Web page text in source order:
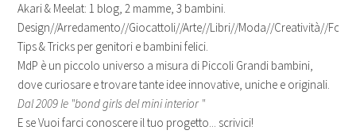
Akari & Meelat: 1 blog, 2 mamme, 3 bambini.
Design//Arredamento//Giocattoli//Arte//Libri//Moda//Creatività//
Tips & Tricks per genitori e bambini felici.
MdP è un piccolo universo a misura di Piccoli Grandi bambini,
dove curiosare e trovare tante idee innovative, uniche e originali.
Dal 2009 le "bond girls del mini interior "
E se Vuoi farci conoscere il tuo progetto... scrivici!